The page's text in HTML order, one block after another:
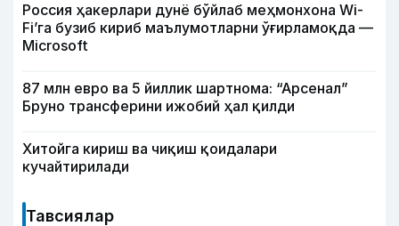
Россия ҳакерлари дунё бўйлаб меҳмонхона Wi-
Fi’га бузиб кириб маълумотларни ўғирламоқда —
Microsoft
87 млн евро ва 5 йиллик шартнома: “Арсенал”
Бруно трансферини ижобий ҳал қилди
Хитойга кириш ва чиқиш қоидалари
кучайтирилади
Тавсиялар